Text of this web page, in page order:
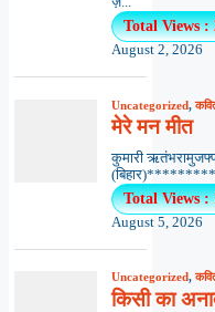
Total Views :
August 2, 2026
Uncategorized,
मेरे मन मीत
कुमारी
Total Views :
August 5, 2026
Uncategorized,
किसी का